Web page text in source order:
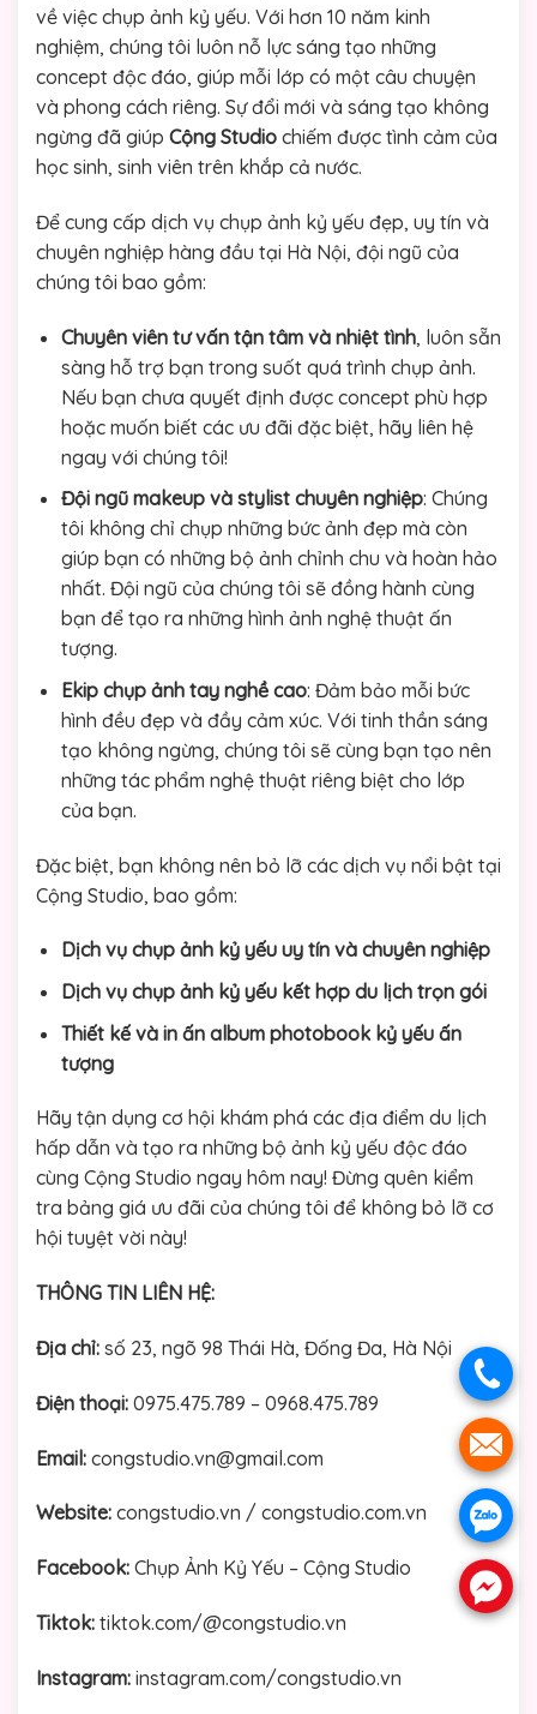
về việc chụp ảnh kỷ yếu. Với hơn 10 năm kinh
nghiệm, chúng tôi luôn nỗ lực sáng tạo những
concept độc đáo, giúp mỗi lớp có một câu chuyện
và phong cách riêng. Sự đổi mới và sáng tạo không
ngừng đã giúp Cộng Studio chiếm được tình cảm của
học sinh, sinh viên trên khắp cả nước.
Để cung cấp dịch vụ chụp ảnh kỷ yếu đẹp, uy tín và
chuyên nghiệp hàng đầu tại Hà Nội, đội ngũ của
chúng tôi bao gồm:
Chuyên viên tư vấn tận tâm và nhiệt tình, luôn sẵn
sàng hỗ trợ bạn trong suốt quá trình chụp ảnh.
Nếu bạn chưa quyết định được concept phù hợp
hoặc muốn biết các ưu đãi đặc biệt, hãy liên hệ
ngay với chúng tôi!
Đội ngũ makeup và stylist chuyên nghiệp: Chúng
tôi không chỉ chụp những bức ảnh đẹp mà còn
giúp bạn có những bộ ảnh chỉnh chu và hoàn hảo
nhất. Đội ngũ của chúng tôi sẽ đồng hành cùng
bạn để tạo ra những hình ảnh nghệ thuật ấn
tượng.
Ekip chụp ảnh tay nghề cao: Đảm bảo mỗi bức
hình đều đẹp và đầy cảm xúc. Với tinh thần sáng
tạo không ngừng, chúng tôi sẽ cùng bạn tạo nên
những tác phẩm nghệ thuật riêng biệt cho lớp
của bạn.
Đặc biệt, bạn không nên bỏ lỡ các dịch vụ nổi bật tại
Cộng Studio, bao gồm:
Dịch vụ chụp ảnh kỷ yếu uy tín và chuyên nghiệp
Dịch vụ chụp ảnh kỷ yếu kết hợp du lịch trọn gói
Thiết kế và in ấn album photobook kỷ yếu ấn
tượng
Hãy tận dụng cơ hội khám phá các địa điểm du lịch
hấp dẫn và tạo ra những bộ ảnh kỷ yếu độc đáo
cùng Cộng Studio ngay hôm nay! Đừng quên kiểm
tra bảng giá ưu đãi của chúng tôi để không bỏ lỡ cơ
hội tuyệt vời này!
THÔNG TIN LIÊN HỆ:
Địa chỉ: số 23, ngõ 98 Thái Hà, Đống Đa, Hà Nội
Điện thoại: 0975.475.789 – 0968.475.789
Email: congstudio.vn@gmail.com
Website: congstudio.vn / congstudio.com.vn
Facebook: Chụp Ảnh Kỷ Yếu – Cộng Studio
Tiktok: tiktok.com/@congstudio.vn
Instagram: instagram.com/congstudio.vn
.
.
.
.